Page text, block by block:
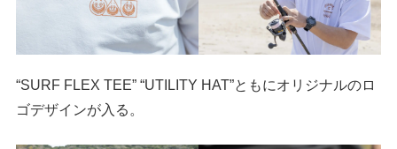
“SURF FLEX TEE” “UTILITY HAT”ともにオリジナルのロ
ゴデザインが入る。